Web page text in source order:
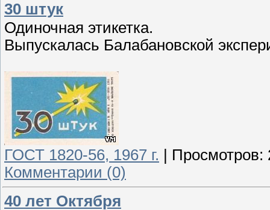
30 штук
Одиночная этикетка.
Выпускалась Балабановской
ГОСТ 1820-56, 1967 г. Просмотров:
Комментарии (0)
40 лет Октября